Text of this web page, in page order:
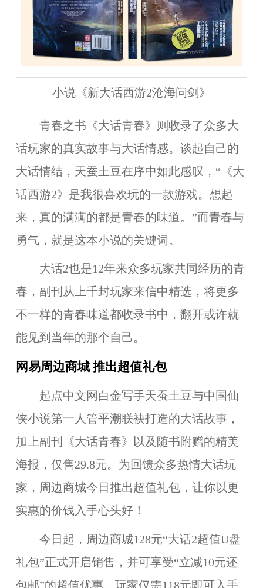
小说《新大话西游2沧海问剑》
青春之书《大话青春》则收录了众多大
话玩家的真实故事与大话情感。谈起自己的
大话情结，天蚕土豆在序中如此感叹，“《大
话西游2》是我很喜欢玩的一款游戏。想起
来，真的满满的都是青春的味道。”而青春与
勇气，就是这本小说的关键词。
大话2也是12年来众多玩家共同经历的青
春，副刊从上千封玩家来信中精选，将更多
不一样的青春味道都收录书中，翻开或许就
能见到当年的那个自己。
网易周边商城 推出超值礼包
起点中文网白金写手天蚕土豆与中国仙
侠小说第一人管平潮联袂打造的大话故事，
加上副刊《大话青春》以及随书附赠的精美
海报，仅售29.8元。为回馈众多热情大话玩
家，周边商城今日推出超值礼包，让你以更
实惠的价钱入手心头好！
今日起，周边商城128元“大话2超值U盘
礼包”正式开启销售，并可享受“立减10元还
包邮”的超值优惠。玩家仅需118元即可入手